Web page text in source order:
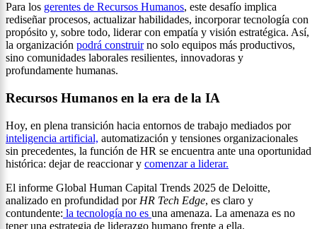
Para los gerentes de Recursos Humanos, este desafío implica
rediseñar procesos, actualizar habilidades, incorporar tecnología con
propósito y, sobre todo, liderar con empatía y visión estratégica. Así,
la organización podrá construirno solo equipos más productivos,
sino comunidades laborales resilientes, innovadoras y
profundamente humanas.
Recursos Humanos en la era de la IA
Hoy, en plena transición hacia entornos de trabajo mediados por
inteligencia artificial, automatización y tensiones organizacionales
sin precedentes, la función de HR se encuentra ante una oportunidad
histórica: dejar de reaccionar y comenzar a liderar.
El informe Global Human Capital Trends 2025 de Deloitte,
analizado en profundidad por HR Tech Edge, es claro y
contundente: la tecnología no es una amenaza. La amenaza es no
tener una estrategia de liderazgo humano frente a ella.